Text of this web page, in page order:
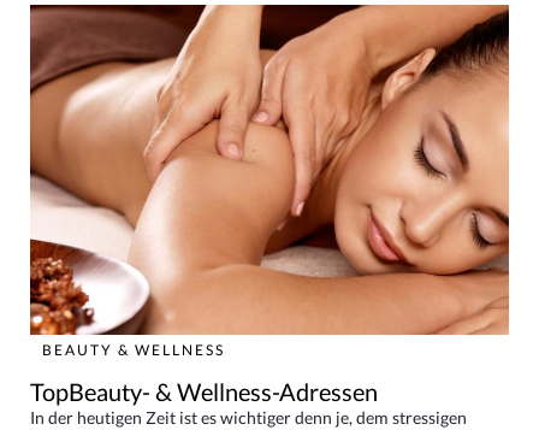
BEAUTY & WELLNESS
TopBeauty- & Wellness-Adressen
In der heutigen Zeit ist es wichtiger denn je, dem stressigen